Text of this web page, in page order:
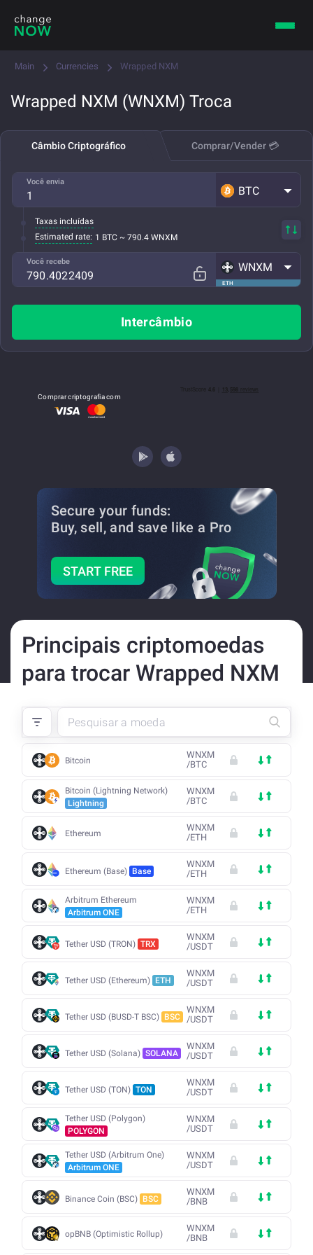
Main Currencies Wrapped NXM
Wrapped NXM (WNXM) Troca
Câmbio Criptográfico Comprar/Vender 💳
Você envia
BTC
Taxas incluídas
Estimated rate: 1 BTC ~ 790.4 WNXM
Você recebe
ETH
WNXM
Intercâmbio
Comprar criptografia com
Secure your funds:
Buy, sell, and save like a Pro
START FREE
Principais criptomoedas
para trocar Wrapped NXM
Bitcoin
WNXM
/BTC
Bitcoin (Lightning Network)
Lightning
WNXM
/BTC
Ethereum
WNXM
/ETH
Ethereum (Base) Base
WNXM
/ETH
Arbitrum Ethereum
Arbitrum ONE
WNXM
/ETH
Tether USD (TRON) TRX
WNXM
/USDT
Tether USD (Ethereum) ETH
WNXM
/USDT
Tether USD (BUSD-T BSC) BSC
WNXM
/USDT
Tether USD (Solana) SOLANA
WNXM
/USDT
Tether USD (TON) TON
WNXM
/USDT
Tether USD (Polygon)
POLYGON
WNXM
/USDT
Tether USD (Arbitrum One)
Arbitrum ONE
WNXM
/USDT
Binance Coin (BSC) BSC
WNXM
/BNB
opBNB (Optimistic Rollup)
WNXM
/BNB